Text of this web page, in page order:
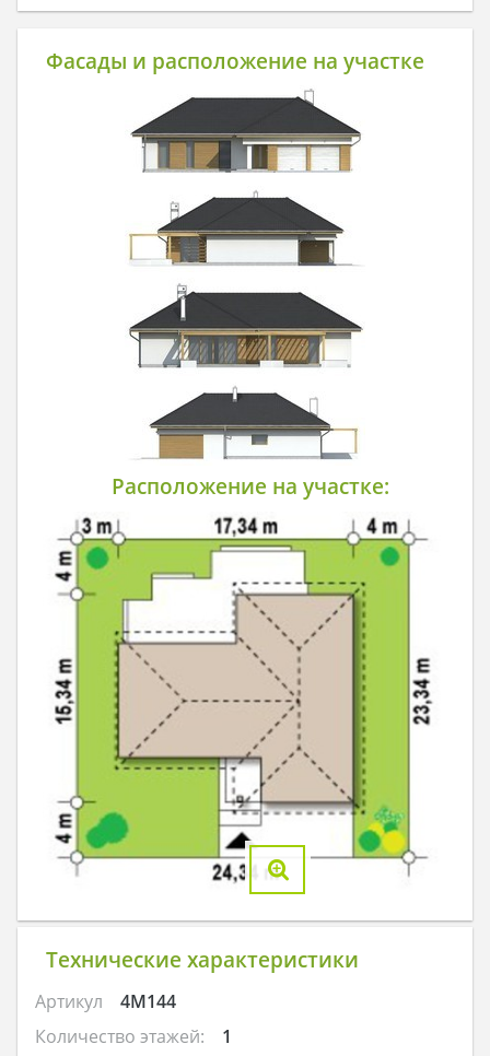
Фасады и расположение на участке
Расположение на участке:
Технические характеристики
Артикул
4M144
Количество этажей:
1